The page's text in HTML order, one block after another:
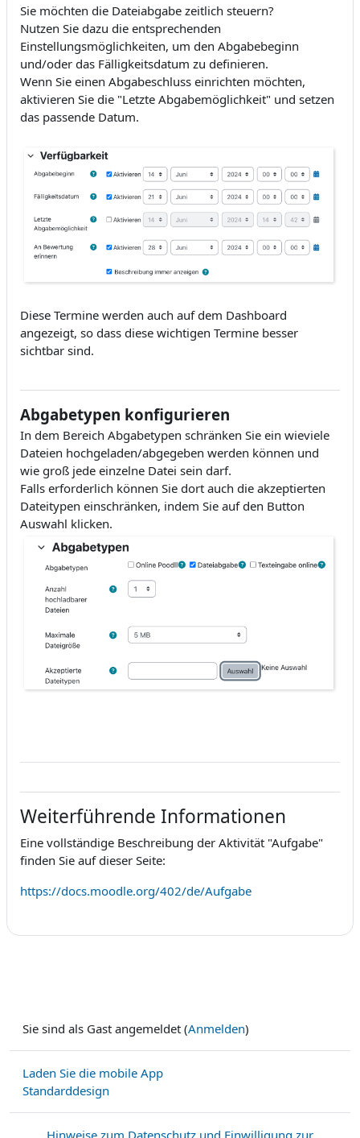
Sie möchten die Dateiabgabe zeitlich steuern?
Nutzen Sie dazu die entsprechenden
Einstellungsmöglichkeiten, um den Abgabebeginn
und/oder das Fälligkeitsdatum zu definieren.
Wenn Sie einen Abgabeschluss einrichten möchten,
aktivieren Sie die "Letzte Abgabemöglichkeit" und setzen
das passende Datum.
Diese Termine werden auch auf dem Dashboard
angezeigt, so dass diese wichtigen Termine besser
sichtbar sind.
Abgabetypen konfigurieren
In dem Bereich Abgabetypen schränken Sie ein wieviele
Dateien hochgeladen/abgegeben werden können und
wie groß jede einzelne Datei sein darf.
Falls erforderlich können Sie dort auch die akzeptierten
Dateitypen einschränken, indem Sie auf den Button
Auswahl klicken.
Weiterführende Informationen
Eine vollständige Beschreibung der Aktivität "Aufgabe"
finden Sie auf dieser Seite:
https://docs.moodle.org/402/de/Aufgabe
Sie sind als Gast angemeldet (Anmelden)
Laden Sie die mobile App
Standarddesign
Hinweise zum Datenschutz und Einwilligung zur